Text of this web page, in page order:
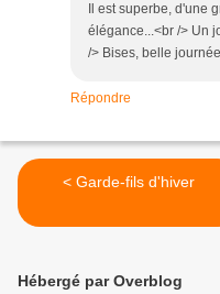
Il est superbe, d'une
élégance...<br /> Un
/> Bises, belle
Répondre
< Garde-fils d'hiver
Hébergé par Overblog